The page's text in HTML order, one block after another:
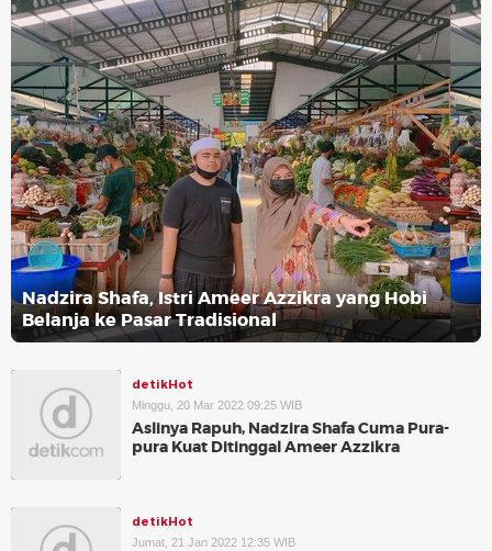
Nadzira Shafa, Istri Ameer Azzikra yang Hobi
Belanja ke Pasar Tradisional
detikHot
Minggu, 20 Mar 2022 09:25 WIB
Aslinya Rapuh, Nadzira Shafa Cuma Pura-
pura Kuat Ditinggal Ameer Azzikra
detikHot
Jumat, 21 Jan 2022 12:35 WIB